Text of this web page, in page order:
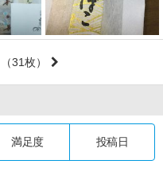
（31枚）
満足度 投稿日